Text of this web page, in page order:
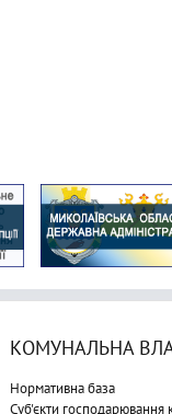
КОМУНАЛЬНА
Нормативна база
Суб'єкти господарювання